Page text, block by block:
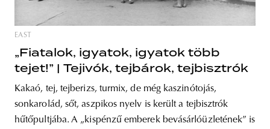
EAST
„Fiatalok, igyatok, igyatok több
tejet!” | Tejivók, tejbárok, tejbisztrók
Kakaó, tej, tejberizs, turmix, de még kaszinótojás,
sonkarolád, sőt, aszpikos nyelv is került a tejbisztrók
hűtőpultjába. A „kispénzű emberek bevásárlóüzletének” is